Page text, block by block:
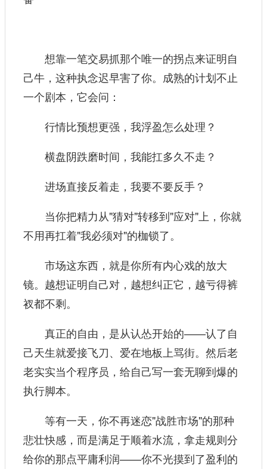
想靠一笔交易抓那个唯一的拐点来证明自
己牛，这种执念迟早害了你。成熟的计划不止
一个剧本，它会问：
行情比预想更强，我浮盈怎么处理？
横盘阴跌磨时间，我能扛多久不走？
进场直接反着走，我要不要反手？
当你把精力从"猜对"转移到"应对"上，你就
不用再扛着"我必须对"的枷锁了。
市场这东西，就是你所有内心戏的放大
镜。越想证明自己对，越想纠正它，越亏得裤
衩都不剩。
真正的自由，是从认怂开始的——认了自
己天生就爱接飞刀、爱在地板上骂街。然后老
老实实当个程序员，给自己写一套无聊到爆的
执行脚本。
等有一天，你不再迷恋"战胜市场"的那种
悲壮快感，而是满足于顺着水流，拿走规则分
给你的那点平庸利润——你不光摸到了盈利的